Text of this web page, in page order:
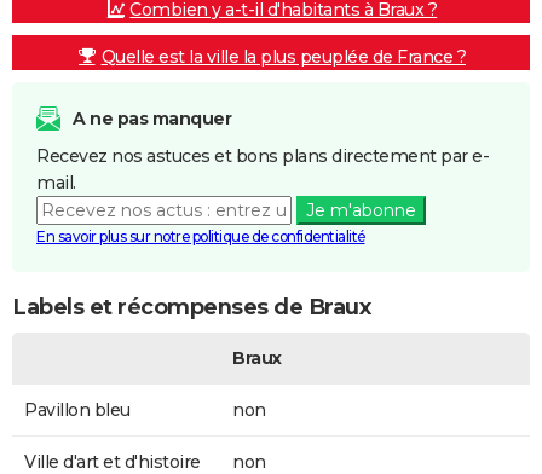
Combien y a-t-il d'habitants à Braux ?
Quelle est la ville la plus peuplée de France ?
A ne pas manquer
Recevez nos astuces et bons plans directement par e-
mail.
Je m'abonne
En savoir plus sur notre politique de confidentialité
Labels et récompenses de Braux
Braux
Pavillon bleu non
Ville d'art et d'histoire non